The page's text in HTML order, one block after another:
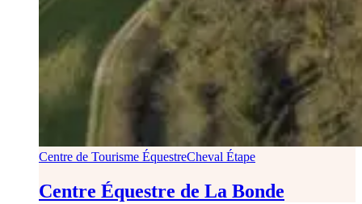
Centre de Tourisme ÉquestreCheval Étape
Centre Équestre de La Bonde